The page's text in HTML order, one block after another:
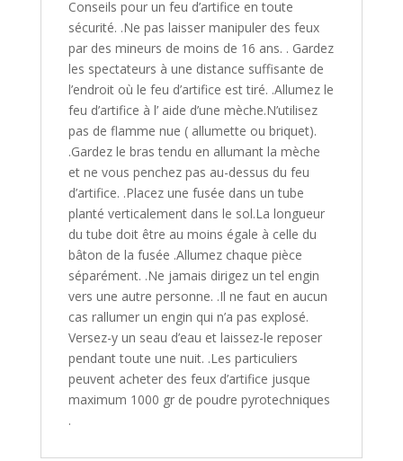
Conseils pour un feu d’artifice en toute
sécurité. .Ne pas laisser manipuler des feux
par des mineurs de moins de 16 ans. . Gardez
les spectateurs à une distance suffisante de
l’endroit où le feu d’artifice est tiré. .Allumez le
feu d’artifice à l’ aide d’une mèche.N’utilisez
pas de flamme nue ( allumette ou briquet).
.Gardez le bras tendu en allumant la mèche
et ne vous penchez pas au-dessus du feu
d’artifice. .Placez une fusée dans un tube
planté verticalement dans le sol.La longueur
du tube doit être au moins égale à celle du
bâton de la fusée .Allumez chaque pièce
séparément. .Ne jamais dirigez un tel engin
vers une autre personne. .Il ne faut en aucun
cas rallumer un engin qui n’a pas explosé.
Versez-y un seau d’eau et laissez-le reposer
pendant toute une nuit. .Les particuliers
peuvent acheter des feux d’artifice jusque
maximum 1000 gr de poudre pyrotechniques
.